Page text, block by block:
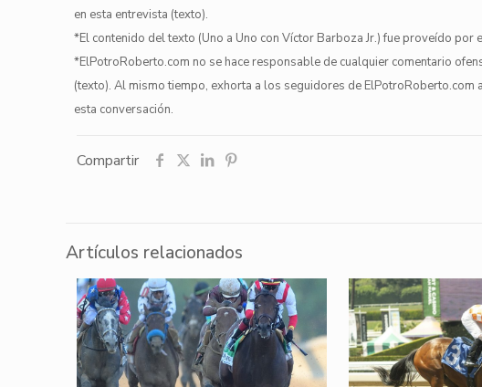
en esta entrevista (texto).
*El contenido del texto (Uno a Uno con Víctor Barboza Jr.) fue proveído por
*ElPotroRoberto.com no se hace responsable de cualquier comentario
(texto). Al mismo tiempo, exhorta a los seguidores de
esta conversación.
Compartir
Artículos relacionados